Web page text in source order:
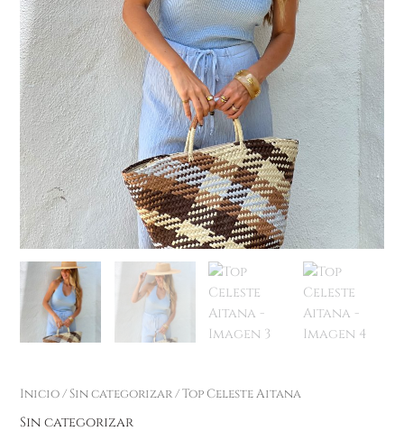
Inicio/Sin categorizar/ Top Celeste Aitana
Sin categorizar